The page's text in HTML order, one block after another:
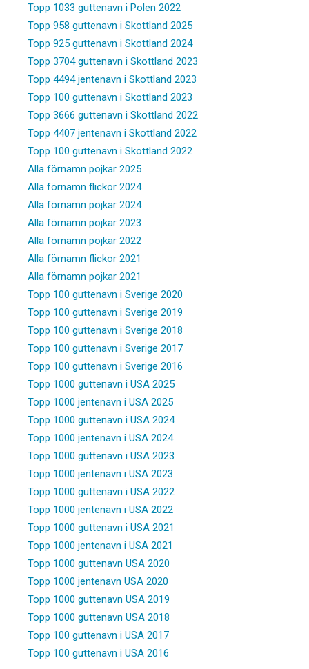
Topp 1033 guttenavn i Polen 2022
Topp 958 guttenavn i Skottland 2025
Topp 925 guttenavn i Skottland 2024
Topp 3704 guttenavn i Skottland 2023
Topp 4494 jentenavn i Skottland 2023
Topp 100 guttenavn i Skottland 2023
Topp 3666 guttenavn i Skottland 2022
Topp 4407 jentenavn i Skottland 2022
Topp 100 guttenavn i Skottland 2022
Alla förnamn pojkar 2025
Alla förnamn flickor 2024
Alla förnamn pojkar 2024
Alla förnamn pojkar 2023
Alla förnamn pojkar 2022
Alla förnamn flickor 2021
Alla förnamn pojkar 2021
Topp 100 guttenavn i Sverige 2020
Topp 100 guttenavn i Sverige 2019
Topp 100 guttenavn i Sverige 2018
Topp 100 guttenavn i Sverige 2017
Topp 100 guttenavn i Sverige 2016
Topp 1000 guttenavn i USA 2025
Topp 1000 jentenavn i USA 2025
Topp 1000 guttenavn i USA 2024
Topp 1000 jentenavn i USA 2024
Topp 1000 guttenavn i USA 2023
Topp 1000 jentenavn i USA 2023
Topp 1000 guttenavn i USA 2022
Topp 1000 jentenavn i USA 2022
Topp 1000 guttenavn i USA 2021
Topp 1000 jentenavn i USA 2021
Topp 1000 guttenavn USA 2020
Topp 1000 jentenavn USA 2020
Topp 1000 guttenavn USA 2019
Topp 1000 guttenavn USA 2018
Topp 100 guttenavn i USA 2017
Topp 100 guttenavn i USA 2016